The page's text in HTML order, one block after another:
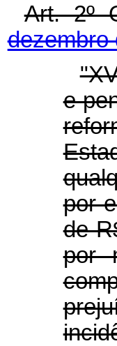
Art. 2º
e
por
de
por